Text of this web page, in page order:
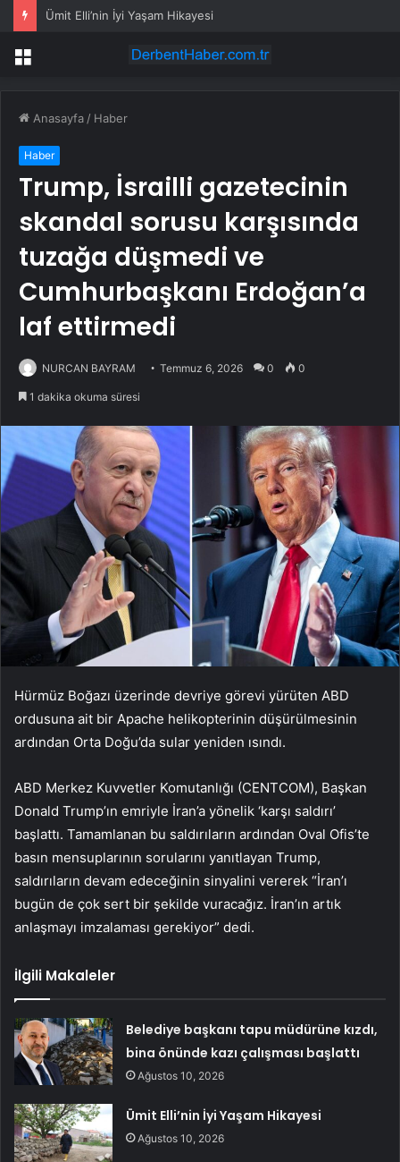
Ümit Elli’nin İyi Yaşam Hikayesi
Menü
Anasayfa / Haber
Haber
Trump, İsrailli gazetecinin
skandal sorusu karşısında
tuzağa düşmedi ve
Cumhurbaşkanı Erdoğan’a
laf ettirmedi
NURCAN BAYRAM Temmuz 6, 2026 0 0
1 dakika okuma süresi
Hürmüz Boğazı üzerinde devriye görevi yürüten ABD
ordusuna ait bir Apache helikopterinin düşürülmesinin
ardından Orta Doğu’da sular yeniden ısındı.
ABD Merkez Kuvvetler Komutanlığı (CENTCOM), Başkan
Donald Trump’ın emriyle İran’a yönelik ‘karşı saldırı’
başlattı. Tamamlanan bu saldırıların ardından Oval Ofis’te
basın mensuplarının sorularını yanıtlayan Trump,
saldırıların devam edeceğinin sinyalini vererek “İran’ı
bugün de çok sert bir şekilde vuracağız. İran’ın artık
anlaşmayı imzalaması gerekiyor” dedi.
İlgili Makaleler
Belediye başkanı tapu müdürüne kızdı,
bina önünde kazı çalışması başlattı
Ağustos 10, 2026
Ümit Elli’nin İyi Yaşam Hikayesi
Ağustos 10, 2026